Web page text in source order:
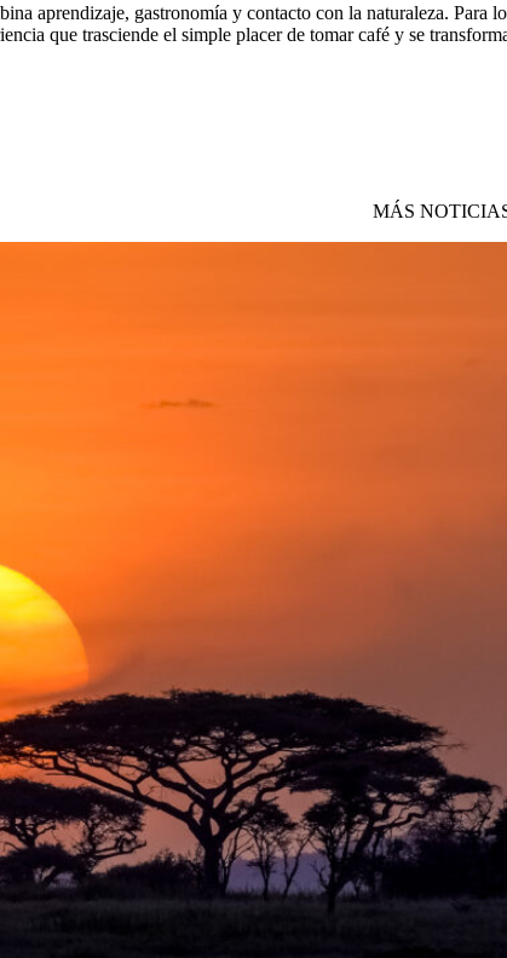
aprendizaje, gastronomía y contacto con la naturaleza.
que trasciende el simple placer de tomar café y se
MÁS